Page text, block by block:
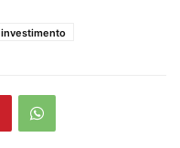
investimento